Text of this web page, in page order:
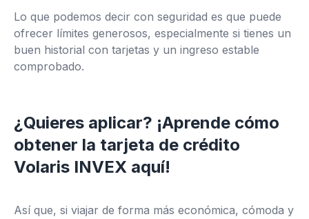
Lo que podemos decir con seguridad es que puede
ofrecer límites generosos, especialmente si tienes un
buen historial con tarjetas y un ingreso estable
comprobado.
¿Quieres aplicar? ¡Aprende cómo
obtener la tarjeta de crédito
Volaris INVEX aquí!
Así que, si viajar de forma más económica, cómoda y